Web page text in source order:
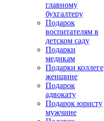
главному
бухгалтеру
Подарок
воспитателям в
детском саду
Подарки
медикам
Подарки коллеге
женщине
Подарок
адвокату
Подарок юристу
мужчине